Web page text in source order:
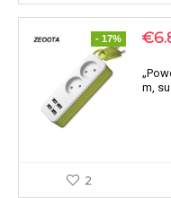
- 17% €
m,
2